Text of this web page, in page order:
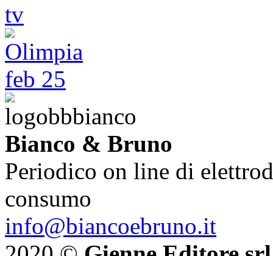
Bianco & Bruno
Periodico on line di
consumo
info@biancoebruno.it